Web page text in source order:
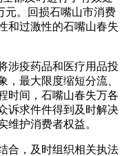
元。回损石嘴山市消费
和过激性的石嘴山春失
涉疫药品和医疗用品投
，最大限度缩短分流、
时间，石嘴山春失万各
诉求件件得到及时解决
维护消费者权益。
合，及时组织相关执法